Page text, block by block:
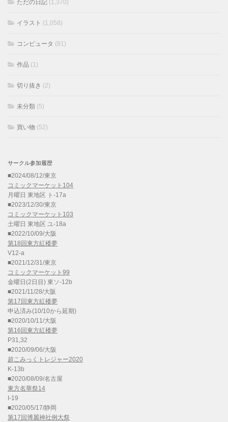
ただの日記 (1,370)
イラスト (1,058)
コンピュータ (81)
作品 (1)
切り抜き (2)
未分類 (5)
買い物 (52)
サークル参加履歴
■2024/08/12/東京
コミックマーケット104
月曜日 東地区 ト-17a
■2023/12/30/東京
コミックマーケット103
土曜日 東地区 ユ-18a
■2022/10/09/大阪
第18回東方紅楼夢
V12-a
■2021/12/31/東京
コミックマーケット99
金曜日(2日目) 東ソ-12b
■2021/11/28/大阪
第17回東方紅楼夢
申込済み(10/10から延期)
■2020/10/11/大阪
第16回東方紅楼夢
P31,32
■2020/09/06/大阪
超こみっくトレジャー2020
K-13b
■2020/08/09/名古屋
東方名華祭14
I-19
■2020/05/17/静岡
第17回博麗神社例大祭